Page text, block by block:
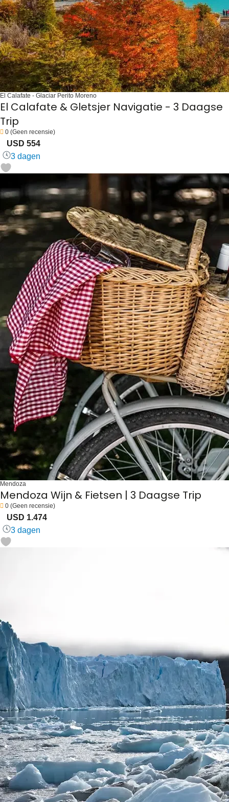
El Calafate - Glaciar Perito Moreno
El Calafate & Gletsjer Navigatie - 3 Daagse
Trip
0 (Geen recensie)
USD 554
3 dagen
Mendoza
Mendoza Wijn & Fietsen | 3 Daagse Trip
0 (Geen recensie)
USD 1.474
3 dagen